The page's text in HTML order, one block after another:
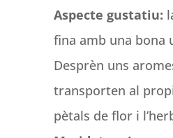
Aspecte gustatiu:
fina amb una bona
Desprèn uns
transporten al
pètals de flor i